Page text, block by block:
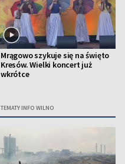
Mrągowo szykuje się na święto
Kresów. Wielki koncert już
wkrótce
TEMATY INFO WILNO